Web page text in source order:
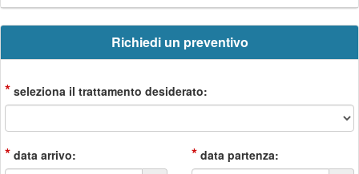
Richiedi un preventivo
* seleziona il trattamento desiderato:
* data arrivo: * data partenza: